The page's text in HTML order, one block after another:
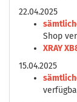
22.04.2025
Shop
XRAY
15.04.2025